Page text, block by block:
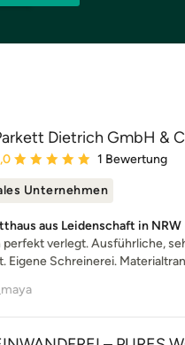
Dietrich GmbH &
Bewertung: 5
1 Bewertung
Unternehmen
aus Leidenschaft in NRW
perfekt verlegt. Ausführliche,
Eigene Schreinerei.